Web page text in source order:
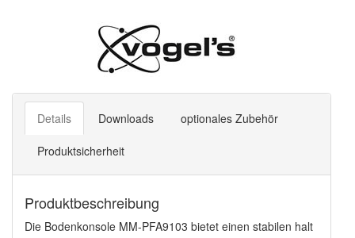
Details Downloads optionales Zubehör
Produktsicherheit
Produktbeschreibung
Die Bodenkonsole MM-PFA9103 bietet einen stabilen halt